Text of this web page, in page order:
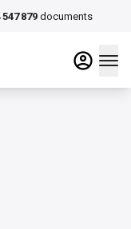
547 879 documents